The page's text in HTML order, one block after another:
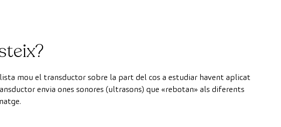
mou el transductor sobre la part del cos a estudiar havent aplicat
envia ones sonores (ultrasons) que «rebotan» als diferents